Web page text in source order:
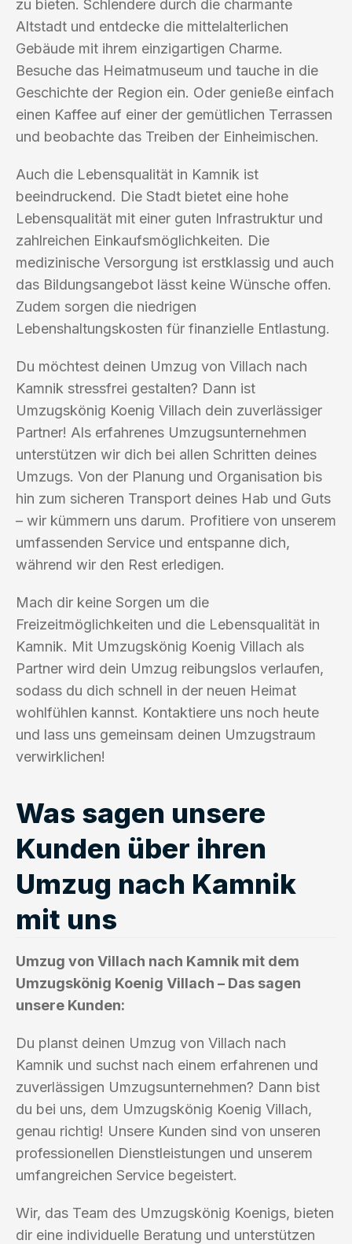
zu bieten. Schlendere durch die charmante
Altstadt und entdecke die mittelalterlichen
Gebäude mit ihrem einzigartigen Charme.
Besuche das Heimatmuseum und tauche in die
Geschichte der Region ein. Oder genieße einfach
einen Kaffee auf einer der gemütlichen Terrassen
und beobachte das Treiben der Einheimischen.
Auch die Lebensqualität in Kamnik ist
beeindruckend. Die Stadt bietet eine hohe
Lebensqualität mit einer guten Infrastruktur und
zahlreichen Einkaufsmöglichkeiten. Die
medizinische Versorgung ist erstklassig und auch
das Bildungsangebot lässt keine Wünsche offen.
Zudem sorgen die niedrigen
Lebenshaltungskosten für finanzielle Entlastung.
Du möchtest deinen Umzug von Villach nach
Kamnik stressfrei gestalten? Dann ist
Umzugskönig Koenig Villach dein zuverlässiger
Partner! Als erfahrenes Umzugsunternehmen
unterstützen wir dich bei allen Schritten deines
Umzugs. Von der Planung und Organisation bis
hin zum sicheren Transport deines Hab und Guts
– wir kümmern uns darum. Profitiere von unserem
umfassenden Service und entspanne dich,
während wir den Rest erledigen.
Mach dir keine Sorgen um die
Freizeitmöglichkeiten und die Lebensqualität in
Kamnik. Mit Umzugskönig Koenig Villach als
Partner wird dein Umzug reibungslos verlaufen,
sodass du dich schnell in der neuen Heimat
wohlfühlen kannst. Kontaktiere uns noch heute
und lass uns gemeinsam deinen Umzugstraum
verwirklichen!
Was sagen unsere
Kunden über ihren
Umzug nach Kamnik
mit uns
Umzug von Villach nach Kamnik mit dem
Umzugskönig Koenig Villach – Das sagen
unsere Kunden:
Du planst deinen Umzug von Villach nach
Kamnik und suchst nach einem erfahrenen und
zuverlässigen Umzugsunternehmen? Dann bist
du bei uns, dem Umzugskönig Koenig Villach,
genau richtig! Unsere Kunden sind von unseren
professionellen Dienstleistungen und unserem
umfangreichen Service begeistert.
Wir, das Team des Umzugskönig Koenigs, bieten
dir eine individuelle Beratung und unterstützen